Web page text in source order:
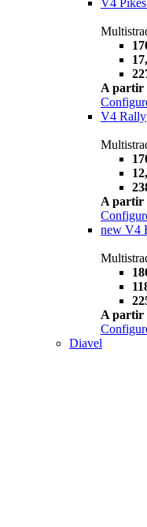
A partir
V4 Rally
A partir
new V4
A partir
Diavel